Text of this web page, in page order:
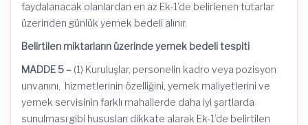
faydalanacak olanlardan en az Ek-1’de belirlenen tutarlar
üzerinden günlük yemek bedeli alınır.
Belirtilen miktarların üzerinde yemek bedeli tespiti
MADDE 5 – (1) Kuruluşlar, personelin kadro veya pozisyon
unvanını, hizmetlerinin özelliğini, yemek maliyetlerini ve
yemek servisinin farklı mahallerde daha iyi şartlarda
sunulması gibi hususları dikkate alarak Ek-1’de belirtilen